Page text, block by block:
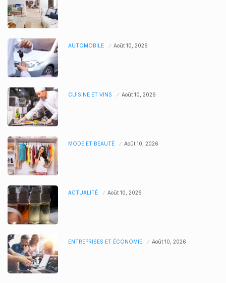
AUTOMOBILE Août 10, 2026
CUISINE ET VINS Août 10, 2026
MODE ET BEAUTÉ Août 10, 2026
ACTUALITÉ Août 10, 2026
ENTREPRISES ET ÉCONOMIE Août 10, 2026